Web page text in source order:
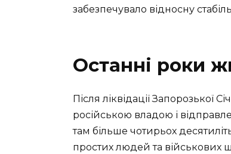
забезпечувало відносну
Останні роки
Після ліквідації Запорозької
російською владою і
там більше чотирьох
простих людей та військових